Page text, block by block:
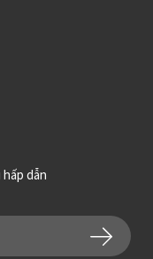
dẫn